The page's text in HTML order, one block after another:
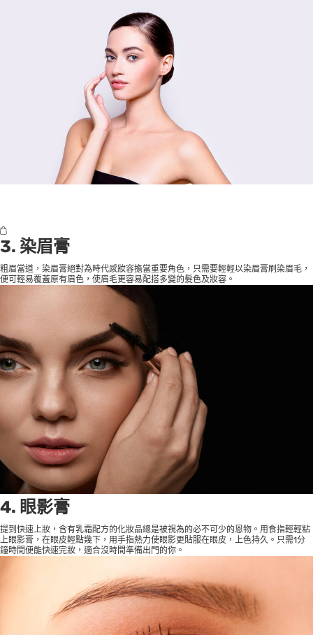
3. 染眉膏
粗眉當道，染眉膏絕對為時代感妝容擔當重要角色，只需要輕輕以染眉膏刷染眉毛，
便可輕易覆蓋原有眉色，使眉毛更容易配搭多變的髮色及妝容。
4. 眼影膏
提到快速上妝，含有乳霜配方的化妝品總是被視為的必不可少的恩物。用食指輕輕粘
上眼影膏，在眼皮輕點幾下，用手指熱力使眼影更貼服在眼皮，上色持久。只需1分
鐘時間便能快速完妝，適合沒時間準備出門的你。